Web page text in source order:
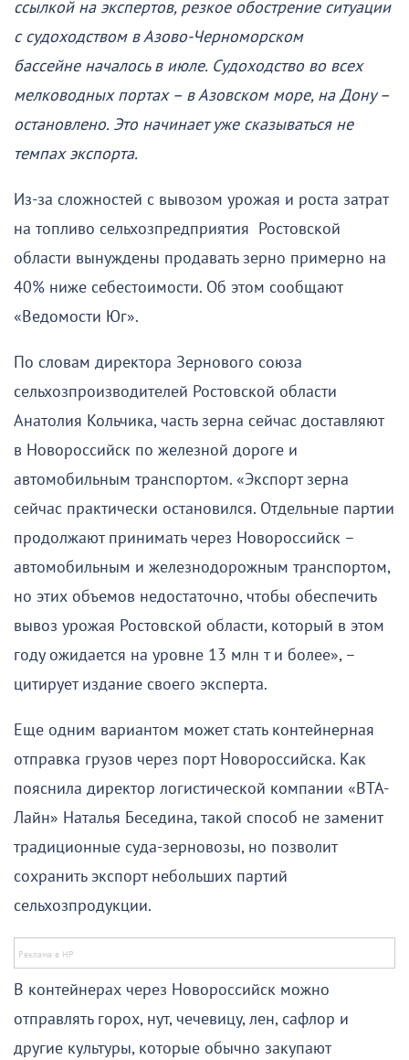
ссылкой на экспертов, резкое обострение ситуации
с судоходством в Азово-Черноморском
бассейне началось в июле. Судоходство во всех
мелководных портах – в Азовском море, на Дону –
остановлено. Это начинает уже сказываться не
темпах экспорта.
Из-за сложностей с вывозом урожая и роста затрат
на топливо сельхозпредприятия Ростовской
области вынуждены продавать зерно примерно на
40% ниже себестоимости. Об этом сообщают
«Ведомости Юг».
По словам директора Зернового союза
сельхозпроизводителей Ростовской области
Анатолия Кольчика, часть зерна сейчас доставляют
в Новороссийск по железной дороге и
автомобильным транспортом. «Экспорт зерна
сейчас практически остановился. Отдельные партии
продолжают принимать через Новороссийск –
автомобильным и железнодорожным транспортом,
но этих объемов недостаточно, чтобы обеспечить
вывоз урожая Ростовской области, который в этом
году ожидается на уровне 13 млн т и более», –
цитирует издание своего эксперта.
Еще одним вариантом может стать контейнерная
отправка грузов через порт Новороссийска. Как
пояснила директор логистической компании «ВТА-
Лайн» Наталья Беседина, такой способ не заменит
традиционные суда-зерновозы, но позволит
сохранить экспорт небольших партий
сельхозпродукции.
В контейнерах через Новороссийск можно
отправлять горох, нут, чечевицу, лен, сафлор и
другие культуры, которые обычно закупают